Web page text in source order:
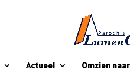
Actueel Omzien naar